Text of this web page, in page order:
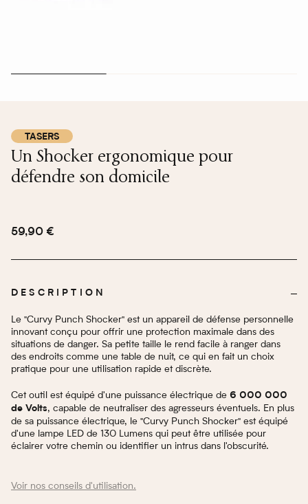
TASERS
Un Shocker ergonomique pour
défendre son domicile
59,90 €
DESCRIPTION
Le "Curvy Punch Shocker" est un appareil de défense personnelle
innovant conçu pour offrir une protection maximale dans des
situations de danger. Sa petite taille le rend facile à ranger dans
des endroits comme une table de nuit, ce qui en fait un choix
pratique pour une utilisation rapide et discrète.
Cet outil est équipé d'une puissance électrique de 6 000 000
de Volts, capable de neutraliser des agresseurs éventuels. En plus
de sa puissance électrique, le "Curvy Punch Shocker" est équipé
d'une lampe LED de 130 Lumens qui peut être utilisée pour
éclairer votre chemin ou identifier un intrus dans l'obscurité.
Voir nos conseils d'utilisation.